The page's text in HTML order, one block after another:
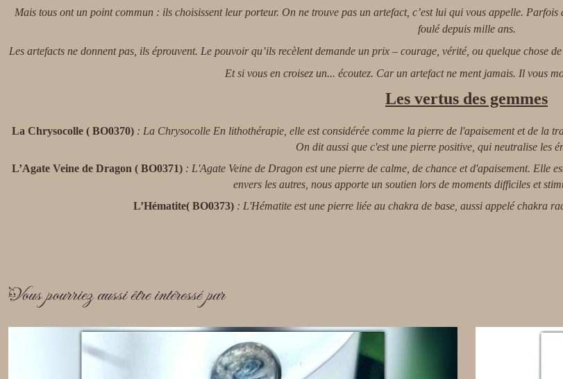
Mais tous ont un point commun : ils choisissent leur porteur. On ne trouve pas un artefact, c’est lui qui vous appelle.
foulé depuis mille ans.
Les artefacts ne donnent pas, ils éprouvent. Le pouvoir qu’ils recèlent demande un prix – courage, vérité, ou quelque chose
Et si vous en croisez un... écoutez. Car un artefact ne ment jamais. Il vous
Les vertus des gemmes
La Chrysocolle ( BO0370) : La Chrysocolle En lithothérapie, elle est considérée comme la pierre de l'apaisement et de la
On dit aussi que c'est une pierre positive, qui neutralise les
L’Agate Veine de Dragon ( BO0371) : L'Agate Veine de Dragon est une pierre de calme, de chance et d'apaisement. Elle
envers les autres, nous apporte un soutien lors de moments difficiles et
L’Hématite( BO0373): L'Hématite est une pierre liée au chakra de base, aussi appelé chakra
Vous pourriez aussi être intéressé par